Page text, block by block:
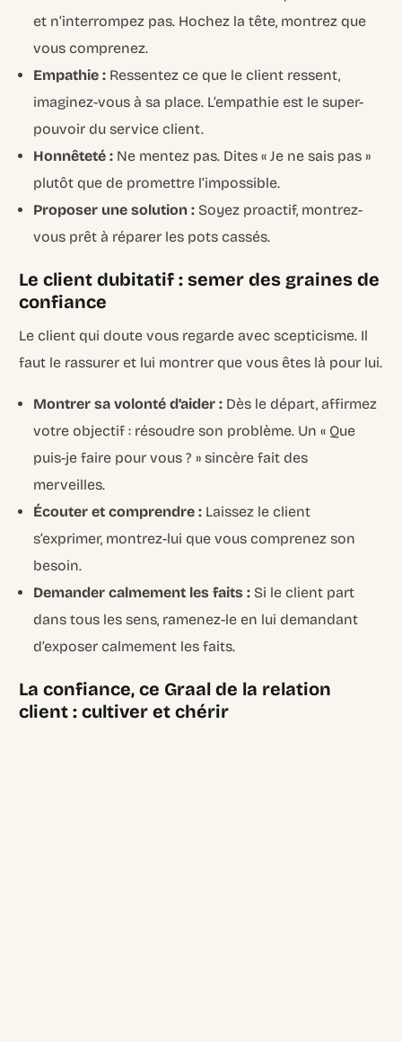
et n’interrompez pas. Hochez la tête, montrez que
vous comprenez.
Empathie : Ressentez ce que le client ressent,
imaginez-vous à sa place. L’empathie est le super-
pouvoir du service client.
Honnêteté : Ne mentez pas. Dites « Je ne sais pas »
plutôt que de promettre l’impossible.
Proposer une solution : Soyez proactif, montrez-
vous prêt à réparer les pots cassés.
Le client dubitatif : semer des graines de
confiance
Le client qui doute vous regarde avec scepticisme. Il
faut le rassurer et lui montrer que vous êtes là pour lui.
Montrer sa volonté d’aider : Dès le départ, affirmez
votre objectif : résoudre son problème. Un « Que
puis-je faire pour vous ? » sincère fait des
merveilles.
Écouter et comprendre : Laissez le client
s’exprimer, montrez-lui que vous comprenez son
besoin.
Demander calmement les faits : Si le client part
dans tous les sens, ramenez-le en lui demandant
d’exposer calmement les faits.
La confiance, ce Graal de la relation
client : cultiver et chérir